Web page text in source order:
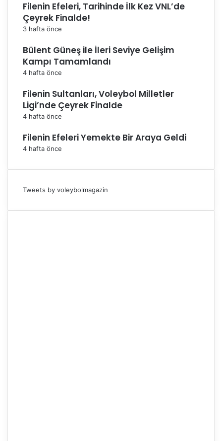
Filenin Efeleri, Tarihinde İlk Kez VNL’de
Çeyrek Finalde!
3 hafta önce
Bülent Güneş ile İleri Seviye Gelişim
Kampı Tamamlandı
4 hafta önce
Filenin Sultanları, Voleybol Milletler
Ligi’nde Çeyrek Finalde
4 hafta önce
Filenin Efeleri Yemekte Bir Araya Geldi
4 hafta önce
Tweets by voleybolmagazin